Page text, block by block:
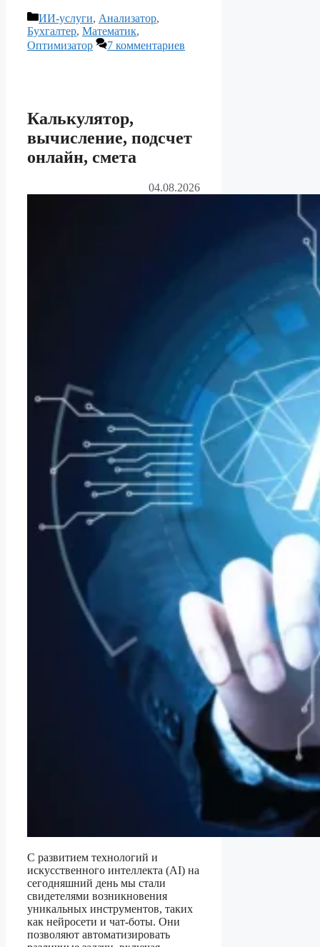
Рубрики
ИИ-услуги, Анализатор,
Бухгалтер, Математик,
Оптимизатор
7 комментариев
Калькулятор,
вычисление, подсчет
онлайн, смета
04.08.2026
С развитием технологий и
искусственного интеллекта (AI) на
сегодняшний день мы стали
свидетелями возникновения
уникальных инструментов, таких
как нейросети и чат-боты. Они
позволяют автоматизировать